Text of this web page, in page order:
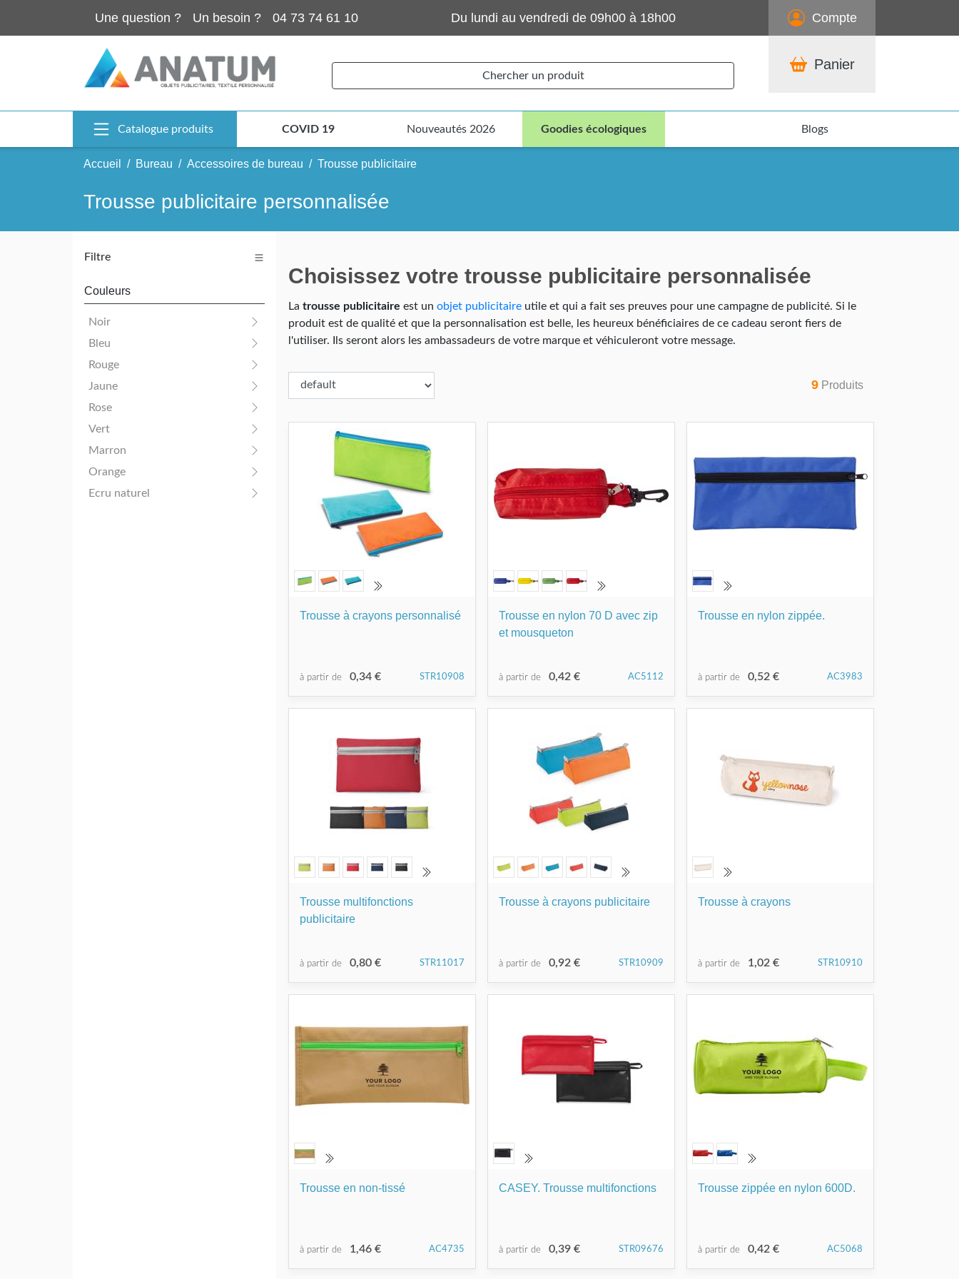
Une question ? Un besoin ? 04 73 74 61 10 Du lundi au vendredi de 09h00 à 18h00 Compte
Chercher un produit
Panier
Catalogue produits COVID 19 Nouveautés 2026 Goodies écologiques Blogs
Accueil Bureau Accessoires de bureau Trousse publicitaire
Trousse publicitaire personnalisée
Filtre
Couleurs
Noir
Bleu
Rouge
Jaune
Rose
Vert
Marron
Orange
Ecru naturel
Choisissez votre trousse publicitaire personnalisée
La trousse publicitaire est un objet publicitaire utile et qui a fait ses preuves pour une campagne de publicité. Si le
produit est de qualité et que la personnalisation est belle, les heureux bénéficiaires de ce cadeau seront fiers de
l'utiliser. Ils seront alors les ambassadeurs de votre marque et véhiculeront votre message.
9 Produits
Trousse à crayons personnalisé
à partir de 0,34 € STR10908
Trousse en nylon 70 D avec zip
et mousqueton
à partir de 0,42 € AC5112
Trousse en nylon zippée.
à partir de 0,52 € AC3983
Trousse multifonctions
publicitaire
à partir de 0,80 € STR11017
Trousse à crayons publicitaire
à partir de 0,92 € STR10909
Trousse à crayons
à partir de 1,02 € STR10910
Trousse en non-tissé
à partir de 1,46 € AC4735
CASEY. Trousse multifonctions
à partir de 0,39 € STR09676
Trousse zippée en nylon 600D.
à partir de 0,42 € AC5068